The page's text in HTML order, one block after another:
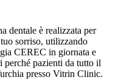
dentale è realizzata per
sorriso, utilizzando
CEREC in giornata e
pazienti da tutto il
presso Vitrin Clinic.